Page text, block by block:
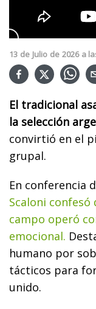
13 de Julio de 2026 a
El tradicional
la selección
convirtió en el
grupal.
En conferencia
Scaloni
campo operó
emocional.
humano por
tácticos para
unido.